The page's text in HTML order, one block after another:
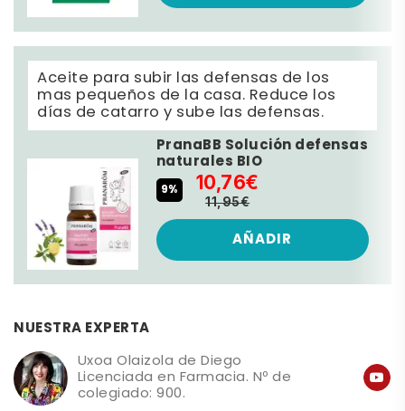
Aceite para subir las defensas de los
mas pequeños de la casa. Reduce los
días de catarro y sube las defensas.
PranaBB Solución defensas
naturales BIO
9% 10,76€
11,95€
AÑADIR
NUESTRA EXPERTA
Uxoa Olaizola de Diego
Licenciada en Farmacia. Nº de
colegiado: 900.